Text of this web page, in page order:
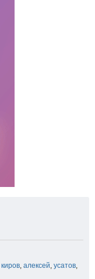
киров, алексей, усатов,